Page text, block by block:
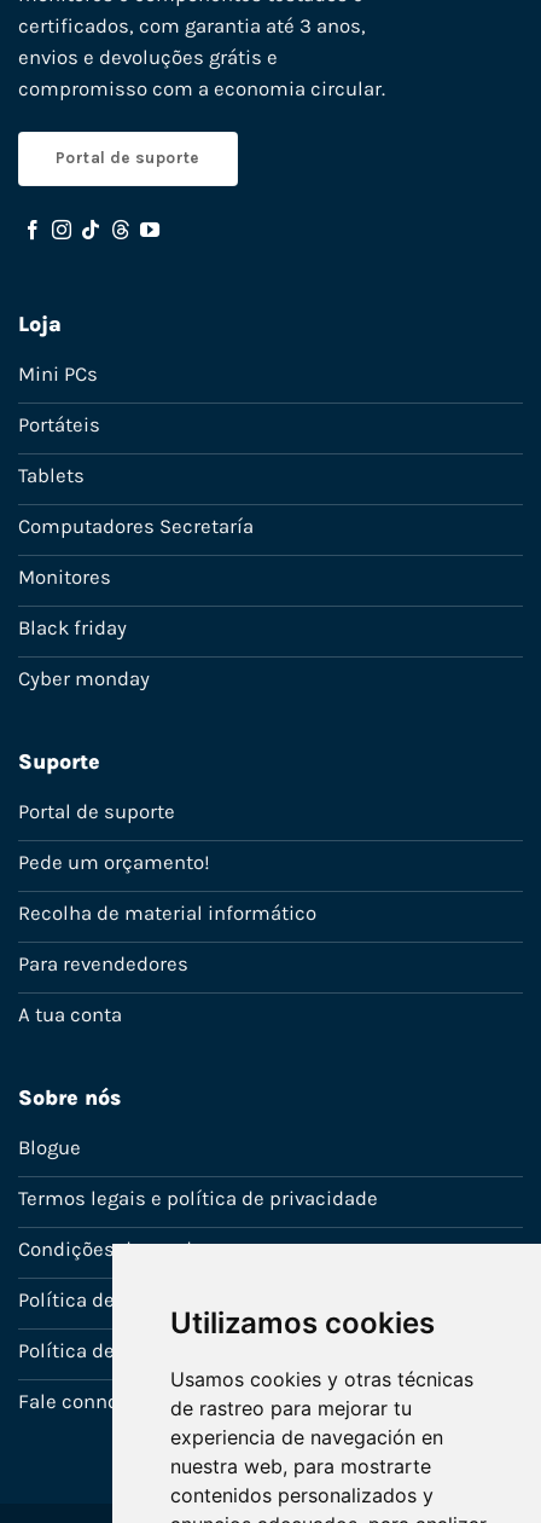
Utilizamos cookies
Usamos cookies y otras técnicas
de rastreo para mejorar tu
experiencia de navegación en
nuestra web, para mostrarte
contenidos personalizados y
certificados, com garantia até 3 anos,
envios e devoluções grátis e
compromisso com a economia circular.
Portal de suporte
Loja
Mini PCs
Portáteis
Tablets
Computadores Secretaría
Monitores
Black friday
Cyber monday
Suporte
Portal de suporte
Pede um orçamento!
Recolha de material informático
Para revendedores
A tua conta
Sobre nós
Blogue
Termos legais e política de privacidade
Condições de venda
Política de Garantia
Política de utilização de cookies
Fale connosco